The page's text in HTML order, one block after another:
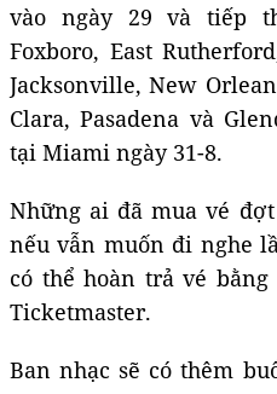
vào ngày 29 và tiếp
Foxboro, East
Jacksonville, New
Clara, Pasadena và
tại Miami ngày 31-8.
Những ai đã mua vé
nếu vẫn muốn đi nghe
có thể hoàn trả vé
Ticketmaster.
Ban nhạc sẽ có thêm